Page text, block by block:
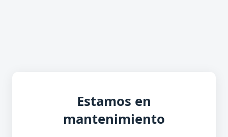
Estamos en
mantenimiento